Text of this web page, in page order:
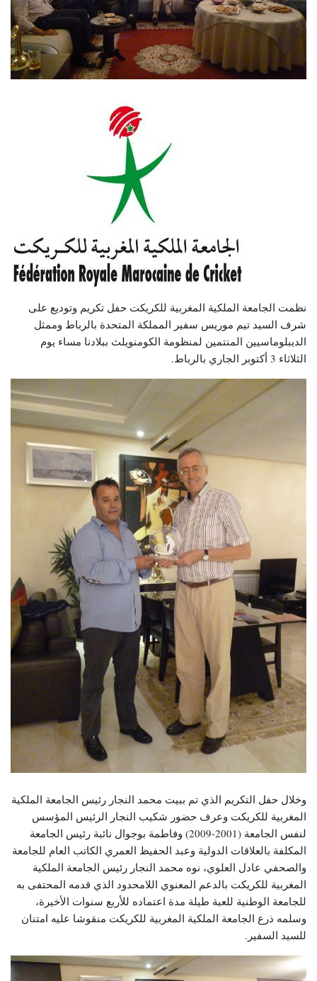
نظمت الجامعة الملكية المغربية للكريكت حفل تكريم وتوديع على
شرف السيد تيم موريس سفير المملكة المتحدة بالرباط وممثل
الديبلوماسيين المنتمين لمنظومة الكومنويلث ببلادنا مساء يوم
الثلاثاء 3 أكتوبر الجاري بالرباط.
وخلال حفل التكريم الذي تم ببيت محمد النجار رئيس الجامعة الملكية
المغربية للكريكت وعرف حضور شكيب النجار الرئيس المؤسس
لنفس الجامعة (2001-2009) وفاطمة بوجوال نائبة رئيس الجامعة
المكلفة بالعلاقات الدولية وعبد الحفيظ العمري الكاتب العام للجامعة
والصحفي عادل العلوي، نوه محمد النجار رئيس الجامعة الملكية
المغربية للكريكت بالدعم المعنوي اللامحدود الذي قدمه المحتفى به
للجامعة الوطنية للعبة طيلة مدة اعتماده للأربع سنوات الأخيرة،
وسلمه ذرع الجامعة الملكية المغربية للكريكت منقوشا عليه امتنان
للسيد السفير.